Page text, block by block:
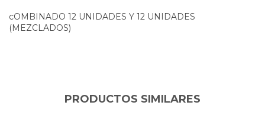
cOMBINADO 12 UNIDADES Y 12 UNIDADES
(MEZCLADOS)
PRODUCTOS SIMILARES